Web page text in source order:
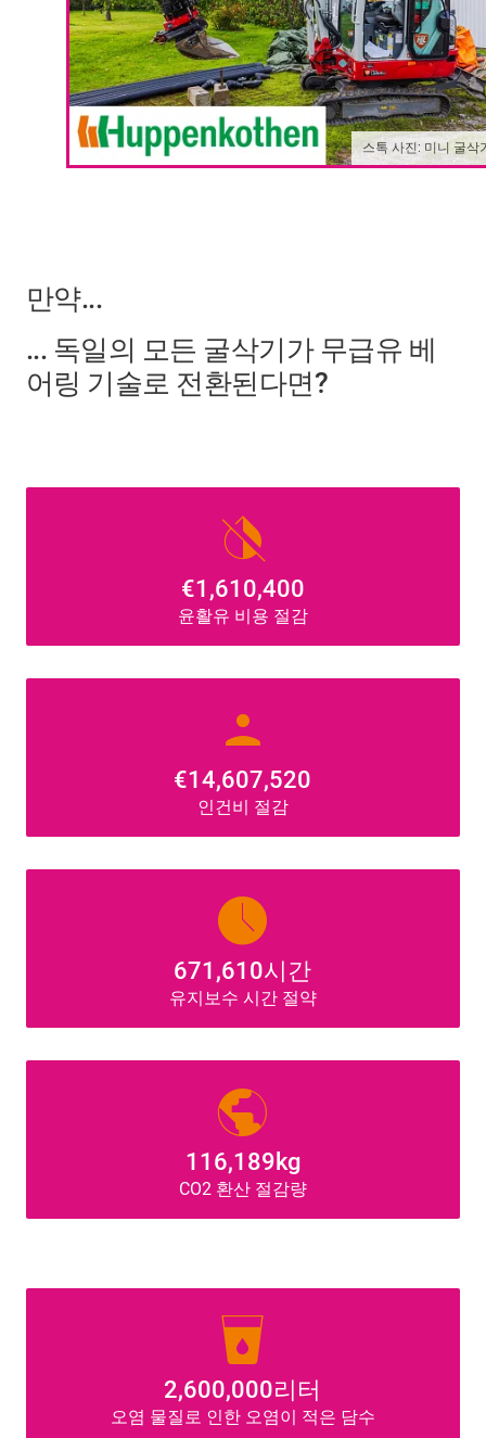
스톡 사진: 미니 굴삭
만약...
... 독일의 모든 굴삭기가 무급유 베
어링 기술로 전환된다면?
invert_colors_off
€1,610,400
윤활유 비용 절감
person
€14,607,520
인건비 절감
access_time
671,610시간
유지보수 시간 절약
public
116,189kg
CO2 환산 절감량
local_drink
2,600,000리터
오염 물질로 인한 오염이 적은 담수